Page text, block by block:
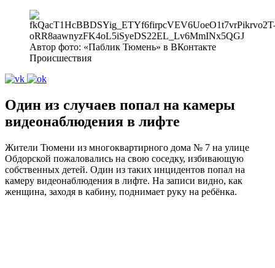
Автор фото: «Паблик Тюмень» в ВКонтакте
Происшествия
Один из случаев попал на камеры
видеонаблюдения в лифте
Жители Тюмени из многоквартирного дома № 7 на улице
Обдорской пожаловались на свою соседку, избивающую
собственных детей. Один из таких инцидентов попал на
камеру видеонаблюдения в лифте. На записи видно, как
женщина, заходя в кабину, поднимает руку на ребёнка.